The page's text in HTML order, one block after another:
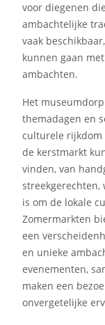
voor diegenen
ambachtelijke
vaak
kunnen gaan
ambachten.
Het
themadagen en
culturele rijkdom
de kerstmarkt
vinden, van
streekgerechten,
is om de lokale
Zomermarkten
een
en unieke
evenementen,
maken een
onvergetelijke